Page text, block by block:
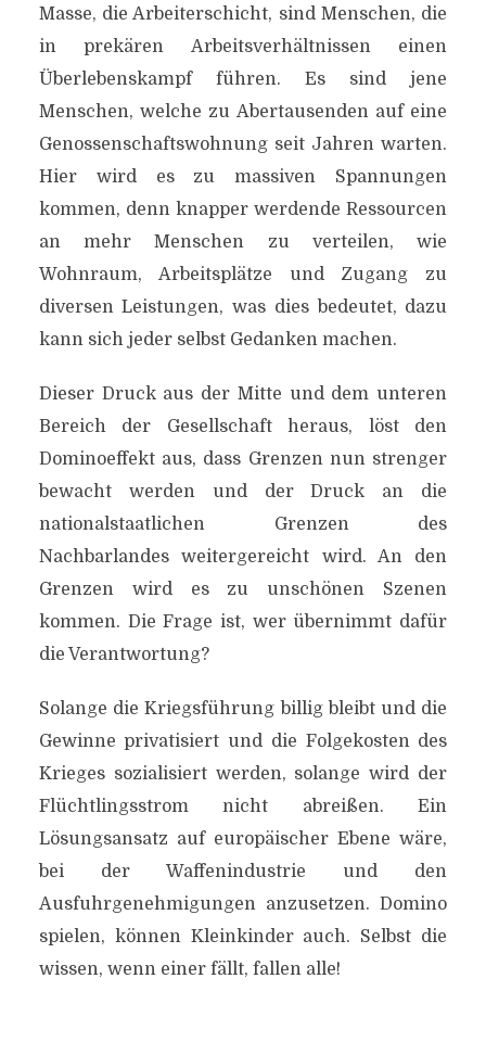
DOMINOEFFEKT
VonEfgani Dönmez 30. April 2016
Masse, die Arbeiterschicht, sind Menschen, die
in prekären Arbeitsverhältnissen einen
Überlebenskampf führen. Es sind jene
Menschen, welche zu Abertausenden auf eine
Genossenschaftswohnung seit Jahren warten.
Hier wird es zu massiven Spannungen
kommen, denn knapper werdende Ressourcen
an mehr Menschen zu verteilen, wie
Wohnraum, Arbeitsplätze und Zugang zu
diversen Leistungen, was dies bedeutet, dazu
kann sich jeder selbst Gedanken machen.
Dieser Druck aus der Mitte und dem unteren
Bereich der Gesellschaft heraus, löst den
Dominoeffekt aus, dass Grenzen nun strenger
bewacht werden und der Druck an die
nationalstaatlichen Grenzen des
Nachbarlandes weitergereicht wird. An den
Grenzen wird es zu unschönen Szenen
kommen. Die Frage ist, wer übernimmt dafür
die Verantwortung?
Solange die Kriegsführung billig bleibt und die
Gewinne privatisiert und die Folgekosten des
Krieges sozialisiert werden, solange wird der
Flüchtlingsstrom nicht abreißen. Ein
Lösungsansatz auf europäischer Ebene wäre,
bei der Waffenindustrie und den
Ausfuhrgenehmigungen anzusetzen. Domino
spielen, können Kleinkinder auch. Selbst die
wissen, wenn einer fällt, fallen alle!